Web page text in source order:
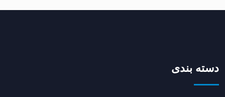
دسته بندی